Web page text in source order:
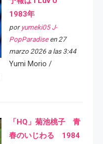
1983年
por yumeki05 J-
PopParadiseen 27
marzo 2026 a las 3:44
Yumi Morio /
「HQ」菊池桃子 青
春のいじわる 1984